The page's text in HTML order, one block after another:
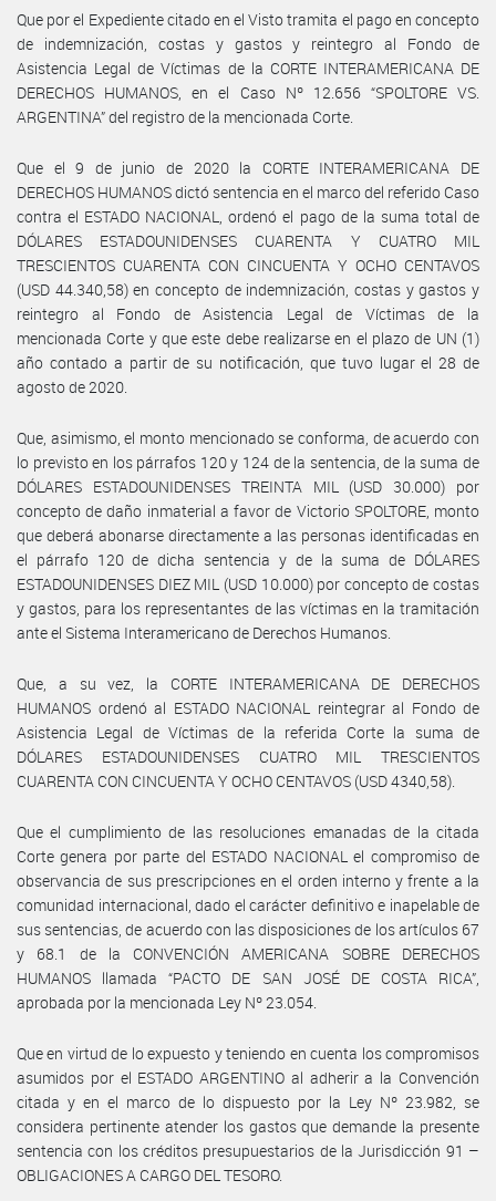
Que por el Expediente citado en el Visto tramita el pago en concepto
de indemnización, costas y gastos y reintegro al Fondo de
Asistencia Legal de Víctimas de la CORTE INTERAMERICANA DE
DERECHOS HUMANOS, en el Caso Nº 12.656 “SPOLTORE VS.
ARGENTINA” del registro de la mencionada Corte.
Que el 9 de junio de 2020 la CORTE INTERAMERICANA DE
DERECHOS HUMANOS dictó sentencia en el marco del referido Caso
contra el ESTADO NACIONAL, ordenó el pago de la suma total de
DÓLARES ESTADOUNIDENSES CUARENTA Y CUATRO MIL
TRESCIENTOS CUARENTA CON CINCUENTA Y OCHO CENTAVOS
(USD 44.340,58) en concepto de indemnización, costas y gastos y
reintegro al Fondo de Asistencia Legal de Víctimas de la
mencionada Corte y que este debe realizarse en el plazo de UN (1)
año contado a partir de su notificación, que tuvo lugar el 28 de
agosto de 2020.
Que, asimismo, el monto mencionado se conforma, de acuerdo con
lo previsto en los párrafos 120 y 124 de la sentencia, de la suma de
DÓLARES ESTADOUNIDENSES TREINTA MIL (USD 30.000) por
concepto de daño inmaterial a favor de Victorio SPOLTORE, monto
que deberá abonarse directamente a las personas identificadas en
el párrafo 120 de dicha sentencia y de la suma de DÓLARES
ESTADOUNIDENSES DIEZ MIL (USD 10.000) por concepto de costas
y gastos, para los representantes de las víctimas en la tramitación
ante el Sistema Interamericano de Derechos Humanos.
Que, a su vez, la CORTE INTERAMERICANA DE DERECHOS
HUMANOS ordenó al ESTADO NACIONAL reintegrar al Fondo de
Asistencia Legal de Víctimas de la referida Corte la suma de
DÓLARES ESTADOUNIDENSES CUATRO MIL TRESCIENTOS
CUARENTA CON CINCUENTA Y OCHO CENTAVOS (USD 4340,58).
Que el cumplimiento de las resoluciones emanadas de la citada
Corte genera por parte del ESTADO NACIONAL el compromiso de
observancia de sus prescripciones en el orden interno y frente a la
comunidad internacional, dado el carácter definitivo e inapelable de
sus sentencias, de acuerdo con las disposiciones de los artículos 67
y 68.1 de la CONVENCIÓN AMERICANA SOBRE DERECHOS
HUMANOS llamada “PACTO DE SAN JOSÉ DE COSTA RICA”,
aprobada por la mencionada Ley Nº 23.054.
Que en virtud de lo expuesto y teniendo en cuenta los compromisos
asumidos por el ESTADO ARGENTINO al adherir a la Convención
citada y en el marco de lo dispuesto por la Ley Nº 23.982, se
considera pertinente atender los gastos que demande la presente
sentencia con los créditos presupuestarios de la Jurisdicción 91 –
OBLIGACIONES A CARGO DEL TESORO.